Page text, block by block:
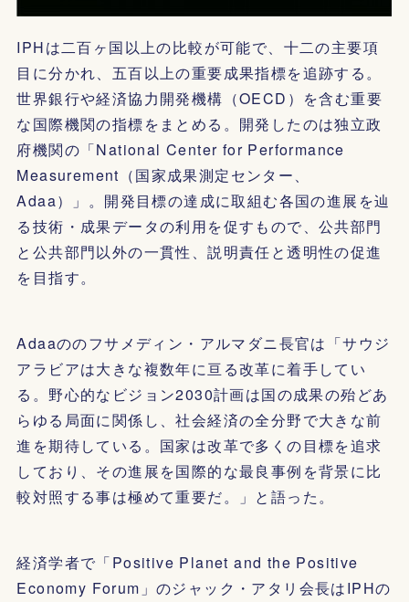
IPHは二百ヶ国以上の比較が可能で、十二の主要項
目に分かれ、五百以上の重要成果指標を追跡する。
世界銀行や経済協力開発機構（OECD）を含む重要
な国際機関の指標をまとめる。開発したのは独立政
府機関の「National Center for Performance
Measurement（国家成果測定センター、
Adaa）」。開発目標の達成に取組む各国の進展を辿
る技術・成果データの利用を促すもので、公共部門
と公共部門以外の一貫性、説明責任と透明性の促進
を目指す。
Adaaののフサメディン・アルマダニ長官は「サウジ
アラビアは大きな複数年に亘る改革に着手してい
る。野心的なビジョン2030計画は国の成果の殆どあ
らゆる局面に関係し、社会経済の全分野で大きな前
進を期待している。国家は改革で多くの目標を追求
しており、その進展を国際的な最良事例を背景に比
較対照する事は極めて重要だ。」と語った。
経済学者で「Positive Planet and the Positive
Economy Forum」のジャック・アタリ会長はIPHの